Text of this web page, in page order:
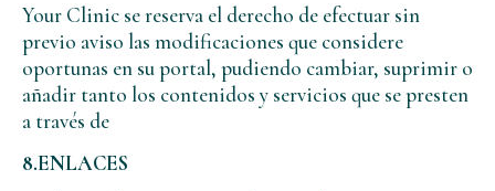
Your Clinic se reserva el derecho de efectuar sin
previo aviso las modificaciones que considere
oportunas en su portal, pudiendo cambiar, suprimir o
añadir tanto los contenidos y servicios que se presten
a través de
8.ENLACES